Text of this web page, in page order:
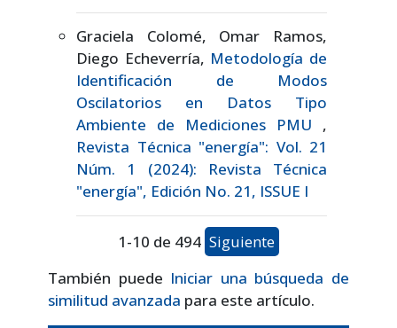
Graciela Colomé, Omar Ramos,
Diego Echeverría, Metodología de
Identificación de Modos
Oscilatorios en Datos Tipo
Ambiente de Mediciones PMU ,
Revista Técnica "energía": Vol. 21
Núm. 1 (2024): Revista Técnica
"energía", Edición No. 21, ISSUE I
1-10 de 494 Siguiente
También puede Iniciar una búsqueda de
similitud avanzada para este artículo.